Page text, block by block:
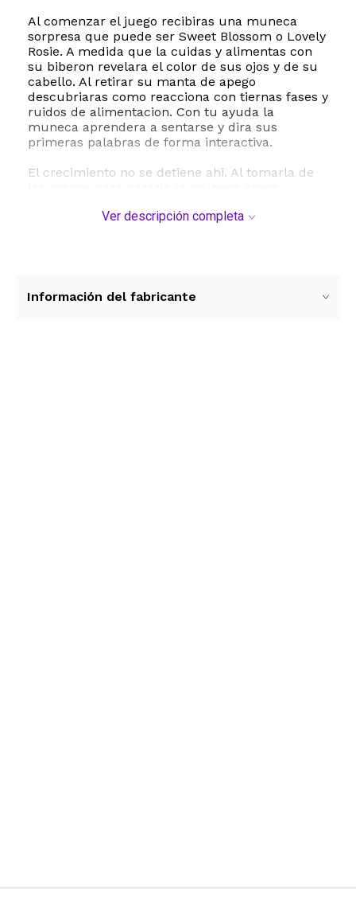
Al comenzar el juego recibiras una muneca
sorpresa que puede ser Sweet Blossom o Lovely
Rosie. A medida que la cuidas y alimentas con
su biberon revelara el color de sus ojos y de su
cabello. Al retirar su manta de apego
descubriaras como reacciona con tiernas fases y
ruidos de alimentacion. Con tu ayuda la
muneca aprendera a sentarse y dira sus
primeras palabras de forma interactiva.
El crecimiento no se detiene ahi. Al tomarla de
mas largo. El set incluye 8 accesorios
plastico resistente y seguro ideal para ninos y
Ver descripción completa
Información del fabricante